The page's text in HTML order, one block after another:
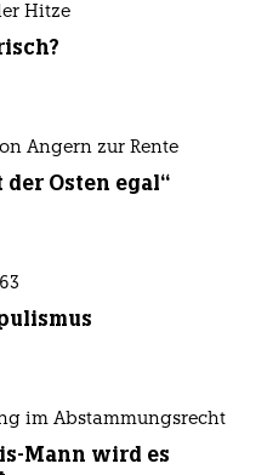
Hitze
Angern zur Rente
der Osten egal“
im Abstammungsrecht
Mann wird es